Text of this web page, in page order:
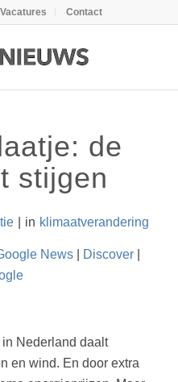
Vacatures Contact
de
stijgen
in klimaatverandering
News| Discover|
Nederland daalt
en wind. En door extra